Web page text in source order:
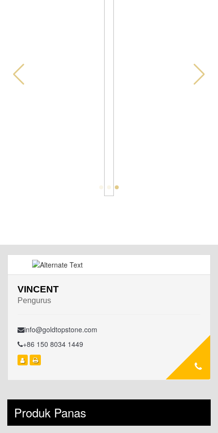
VINCENT
Pengurus
info@goldtopstone.com
+86 150 8034 1449
Produk Panas